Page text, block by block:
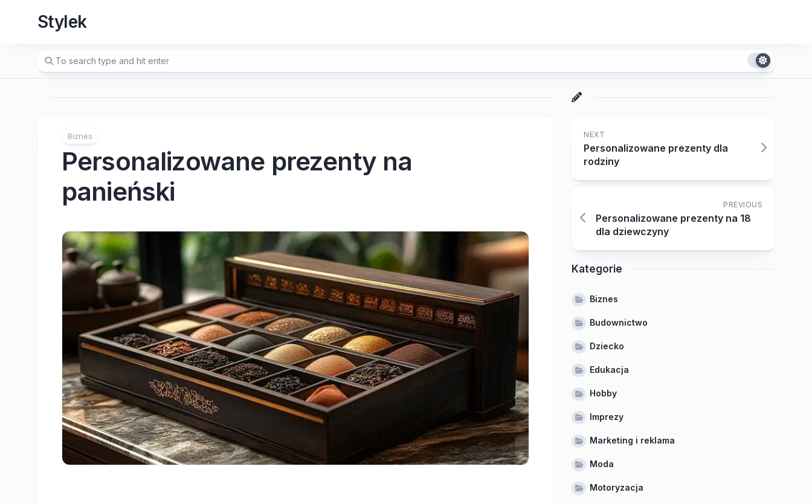
Stylek
Biznes
Personalizowane prezenty na
panieński
NEXT
Personalizowane prezenty dla
rodziny
PREVIOUS
Personalizowane prezenty na 18
dla dziewczyny
Kategorie
Biznes
Budownictwo
Dziecko
Edukacja
Hobby
Imprezy
Marketing i reklama
Moda
Motoryzacja